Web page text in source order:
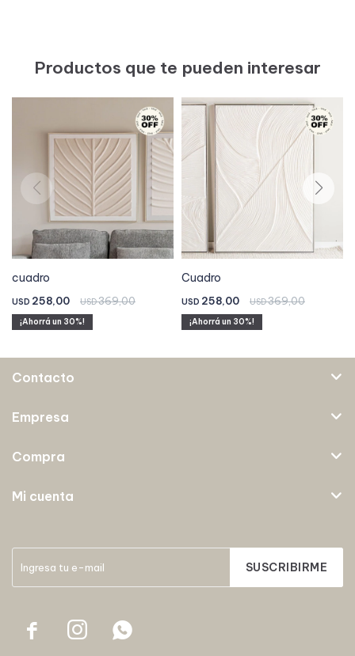
Productos que te pueden interesar
cuadro
USD 258,00 USD369,00
30
Cuadro
USD 258,00 USD369,00
30
SUSCRIBIRME
  
Contacto
Empresa
Compra
Mi cuenta